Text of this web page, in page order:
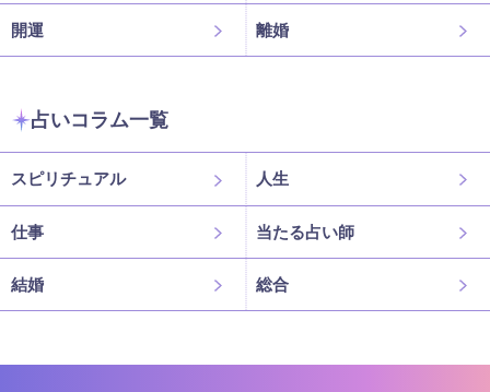
開運 離婚
占いコラム一覧
スピリチュアル 人生
仕事 当たる占い師
結婚 総合